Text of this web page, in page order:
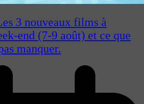
3 nouveaux films à
end (7-9 août) et ce que
manquer.